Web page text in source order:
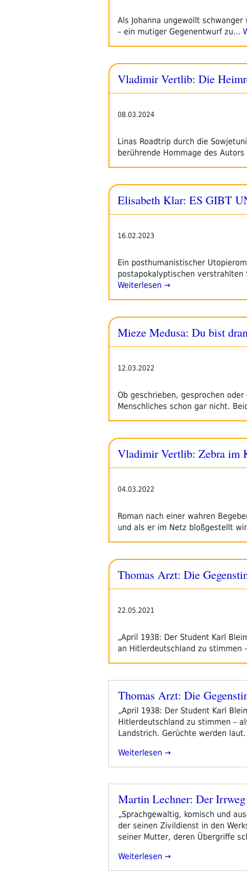
Als Johanna ungewollt
– ein mutiger Gegenentwurf zu…
Vladimir Vertlib: Die
08.03.2024
Linas Roadtrip durch die
berührende Hommage des
Elisabeth Klar: ES GIBT
16.02.2023
Ein posthumanistischer
postapokalyptischen
Weiterlesen →
Mieze Medusa: Du bist dran
12.03.2022
Ob geschrieben, gesprochen
Menschliches schon gar nicht.
Vladimir Vertlib: Zebra im
04.03.2022
Roman nach einer wahren
und als er im Netz bloßgestellt
Thomas Arzt: Die
22.05.2021
„April 1938: Der Student Karl
an Hitlerdeutschland zu stimmen
Veröffentlicht
Thomas Arzt: Die
„April 1938: Der Student Karl
Hitlerdeutschland zu stimmen –
Landstrich. Gerüchte werden
„Thomas
Gegenstimme“
Weiterlesen
Veröffentlicht
Martin Lechner: Der Irrweg
„Sprachgewaltig, komisch und
der seinen Zivildienst in den
seiner Mutter, deren Übergriffe
„Martin
Weiterlesen